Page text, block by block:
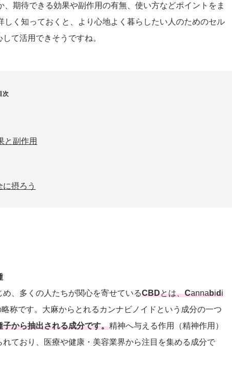
、期待できる効果や副作用の有無、使い方などポイントをま
しく知っておくと、より心地よく暮らしたい人のためのセル
て活用できそうですね。
次
と副作用
摂ろう
、多くの人たちが関心を寄せているCBDとは、Cannabidi
略称です。大麻からとれるカンナビノイドという成分の一つ
から抽出される成分です。精神へ与える作用（精神作用）
ており、医療や健康・美容業界から注目を集める成分で